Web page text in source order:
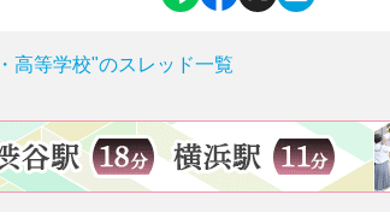
高等学校"のスレッド一覧